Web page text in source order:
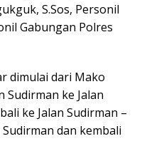
S.Sos, Personil
Gabungan Polres
dimulai dari Mako
Sudirman ke Jalan
ke Jalan Sudirman –
dan kembali